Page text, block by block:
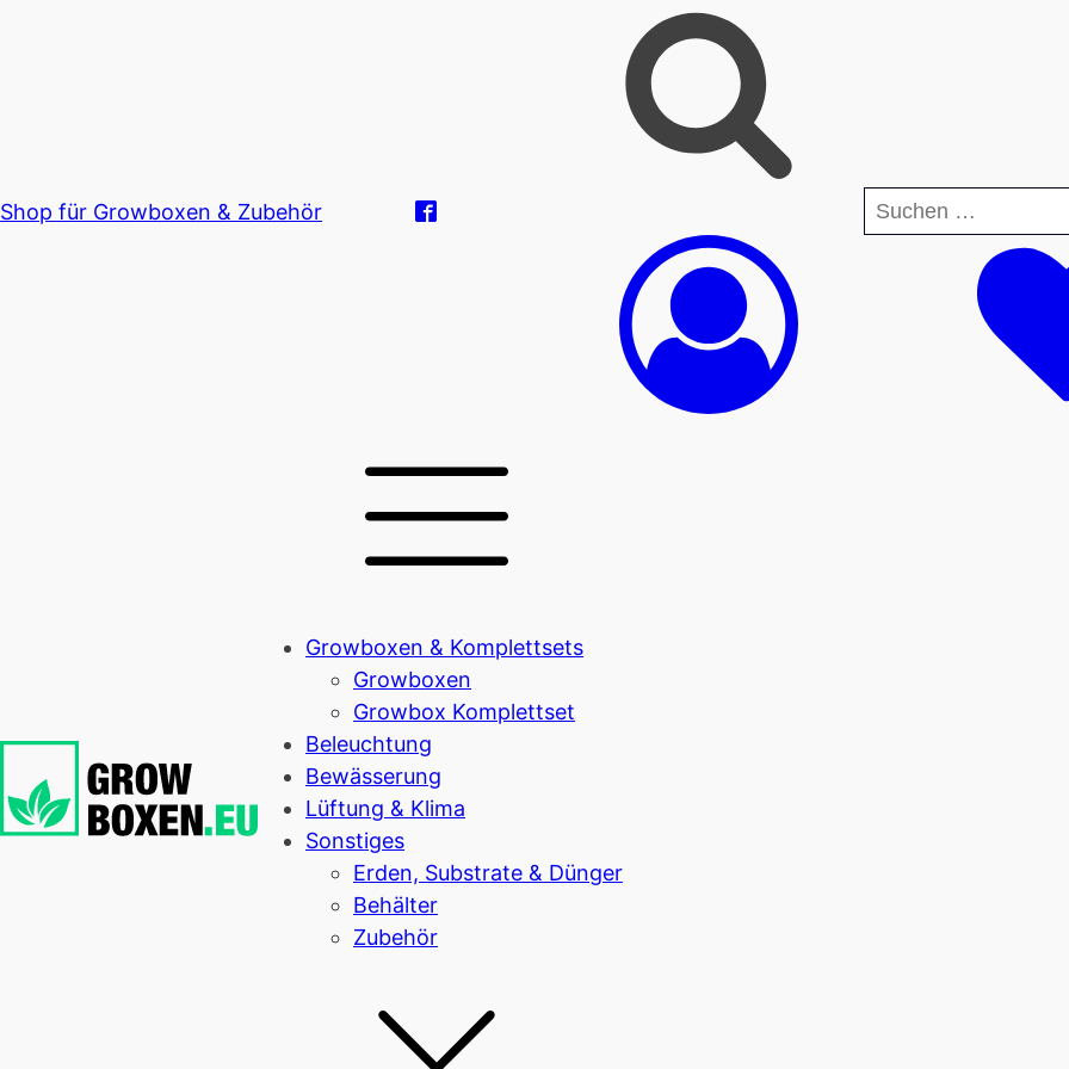
Shop für Growboxen & Zubehör
Suchen
nach:
Growboxen & Komplettsets
Growboxen
Growbox Komplettset
Beleuchtung
Bewässerung
Lüftung & Klima
Sonstiges
Erden, Substrate & Dünger
Behälter
Zubehör